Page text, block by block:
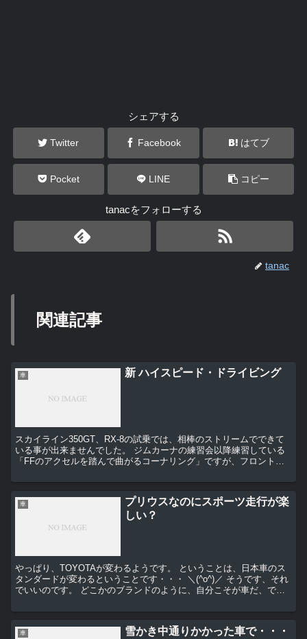
シェアする
Twitter Facebook はてブ
Pocket LINE コピー
tanacをフォローする
tanac
関連記事
車 新 ハイスピード・ドライビング
スカイライン350GT、RX-8の試乗では、相棒のストリームでできて
いる事が出来ませんでした。 ジムカーナの練習会以降練習している
「FFのアクセルを踏んで曲がるコーナリング」ですが、フロント荷
車
プリウスなのにスポーツ走行が楽
しい？
やっぱり、TOYOTAが変わるようです。 ということは、日本車のス
タンダードが変わるということです・・・ ＼(^o^)／ そうです、それ
でいいのです。 どこかのブランドのように、自分こそが車だ、では
車 雪かき中通りかかった車で・・・